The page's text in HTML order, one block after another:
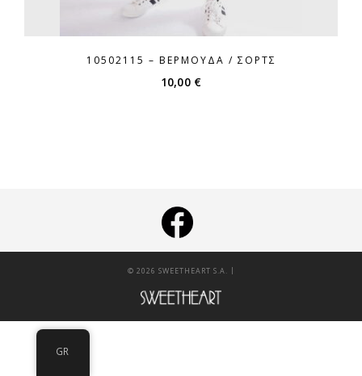
10502115 – ΒΕΡΜΟΎΔΑ / ΣΌΡΤΣ
10,00 €
© 2026 SWEETHEART S.A. |
GR